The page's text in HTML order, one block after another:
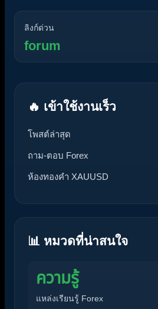
ลิงก์ด่วน
forum
🔥 เข้าใช้งานเร็ว
โพสต์ล่าสุด
ถาม-ตอบ Forex
ห้องทองคำ XAUUSD
📊 หมวดที่น่าสนใจ
ความรู้
แหล่งเรียนรู้ Forex